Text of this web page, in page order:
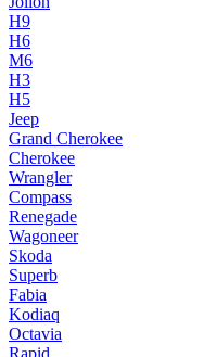
H9
H6
M6
H3
H5
Jeep
Grand Cherokee
Cherokee
Wrangler
Compass
Renegade
Wagoneer
Skoda
Superb
Fabia
Kodiaq
Octavia
Rapid